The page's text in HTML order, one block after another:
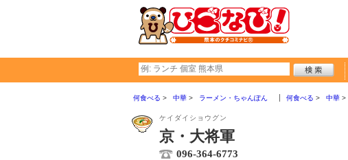
何食べる 中華 ラーメン・ちゃんぽん 何食べる 中華
ケイダイショウグン
京・大将軍
096-364-6773